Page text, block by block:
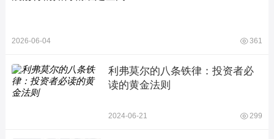
2026-06-04 361
利弗莫尔的八条铁律：投资者必
读的黄金法则
2024-06-21 299